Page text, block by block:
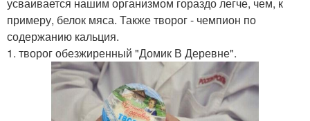
усваивается нашим организмом гораздо легче, чем, к
примеру, белок мяса. Также творог - чемпион по
содержанию кальция.
1. творог обезжиренный "Домик В Деревне".